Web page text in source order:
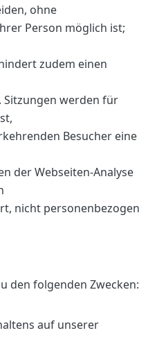
ohne
Person möglich ist;
zudem einen
Sitzungen werden für
Besucher eine
der Webseiten-Analyse
nicht personenbezogen
den folgenden Zwecken:
auf unserer